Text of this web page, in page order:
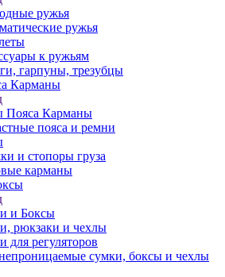
ружья
ружья
к ружьям
гарпуны, трезубцы
Карманы
Пояса Карманы
пояса и ремни
и стопоры груза
карманы
и Боксы
рюкзаки и чехлы
для регуляторов
сумки, боксы и чехлы